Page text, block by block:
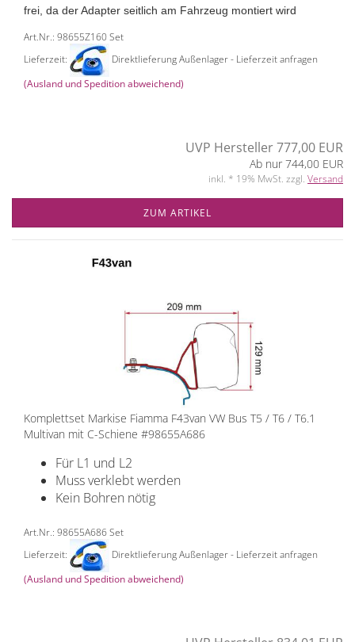
frei, da der Adapter seitlich am Fahrzeug montiert wird
Art.Nr.: 98655Z160 Set
Lieferzeit:
Direktlieferung Außenlager - Lieferzeit anfragen
(Ausland und Spedition abweichend)
UVP Hersteller 777,00 EUR
Ab nur 744,00 EUR
inkl. * 19% MwSt. zzgl. Versand
ZUM ARTIKEL
Komplettset Markise Fiamma F43van VW Bus T5 / T6 / T6.1
Multivan mit C-Schiene #98655A686
Für L1 und L2
Muss verklebt werden
Kein Bohren nötig
Art.Nr.: 98655A686 Set
Lieferzeit:
Direktlieferung Außenlager - Lieferzeit anfragen
(Ausland und Spedition abweichend)